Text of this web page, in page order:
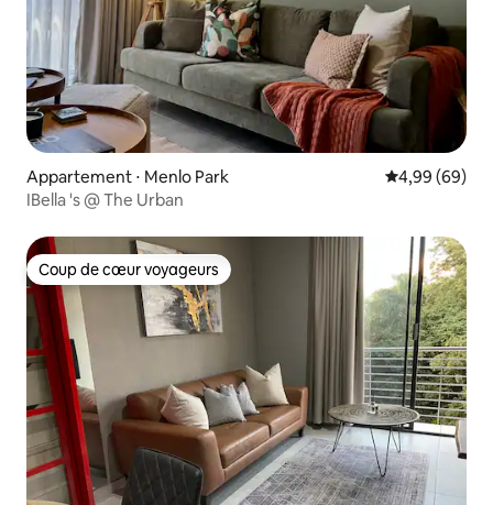
Appartement ⋅ Menlo Park Évaluation
4,99 (69)
IBella 's @ The Urban
Coup de cœur voyageurs
Coup de cœur voyageurs